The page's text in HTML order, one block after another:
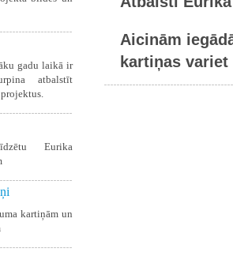
gadu laikā ir
atbalstīt
Eurika
kartiņām un
Aicinām
kartiņas variet